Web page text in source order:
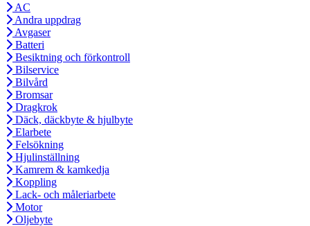
AC
Andra uppdrag
Avgaser
Batteri
Besiktning och förkontroll
Bilservice
Bilvård
Bromsar
Dragkrok
Däck, däckbyte & hjulbyte
Elarbete
Felsökning
Hjulinställning
Kamrem & kamkedja
Koppling
Lack- och måleriarbete
Motor
Oljebyte